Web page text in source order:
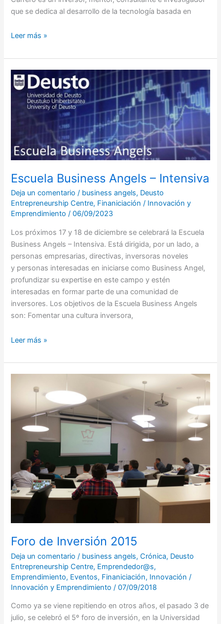
que se dedica al desarrollo de la tecnología basada en
Leer más »
Escuela Business Angels – Intensiva
Deja un comentario / business angels, Deusto
Entrepreneurship Centre, Finaniciación / Innovación y
Emprendimiento/06/09/2023
Los próximos 17 y 18 de diciembre se celebrará la Escuela
Business Angels – Intensiva. Está dirigida, por un lado, a
personas empresarias, directivas, inversoras noveles
y personas interesadas en iniciarse como Business Angel,
profundizar su expertise en este campo y estén
interesadas en formar parte de una comunidad de
inversores. Los objetivos de la Escuela Business Angels
son: Fomentar una cultura inversora,
Escuela
Business
Angels
Intensiva
Leer más »
Foro de Inversión 2015
Deja un comentario / business angels,Crónica, Deusto
Entrepreneurship Centre, Emprendedor@s,
Emprendimiento, Eventos, Finaniciación, Innovación /
Innovación y Emprendimiento/07/09/2018
Como ya se viene repitiendo en otros años, el pasado 3 de
julio, se celebró el 5º foro de inversión, en la Universidad
2015